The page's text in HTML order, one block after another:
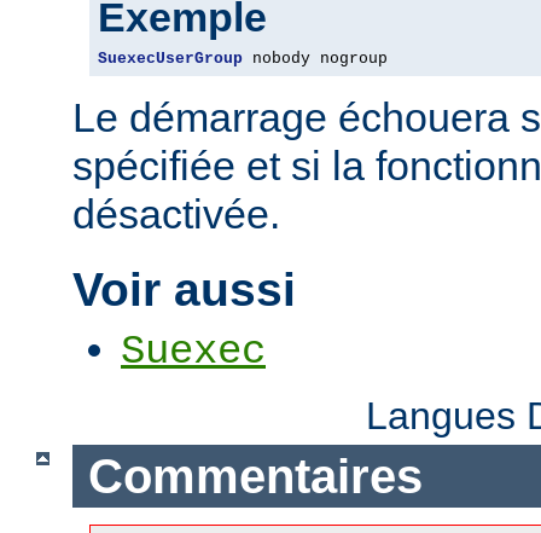
Exemple
SuexecUserGroup nobody nogroup
Le démarrage échouera
spécifiée et si la
désactivée.
Voir aussi
Suexec
Langues
Commentaires